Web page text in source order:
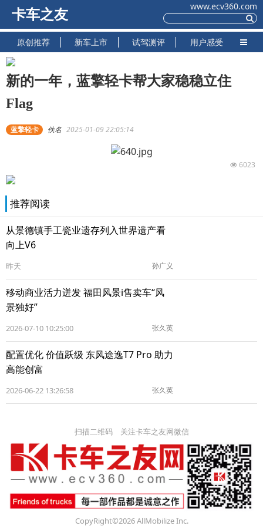
卡车之友
www.ecv360.com
原创推荐 新车上市 试驾测评 用户感受
新的一年，蓝擎轻卡帮大家稳稳立住
Flag
蓝擎轻卡 佚名 2025-01-09 22:05:14
6023
推荐阅读
从景德镇手工瓷业遗存列入世界遗产看
向上V6
昨天 孙广义
移动商业活力迸发 福田风景i售卖车“风
景独好”
2026-07-10 10:25:00 张久英
配置优化 价值跃级 东风途逸T7 Pro 助力
高能创富
2026-06-22 13:26:58 张久英
扫描二维码 关注卡车之友网微信
CopyRight©2026 AllMobilize Inc.